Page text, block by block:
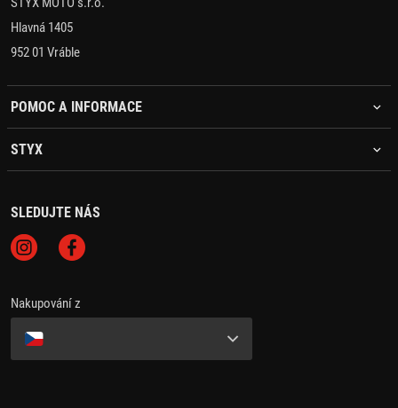
Hlavná 1405
952 01 Vráble
POMOC A INFORMACE
STYX
SLEDUJTE NÁS
Nakupování z